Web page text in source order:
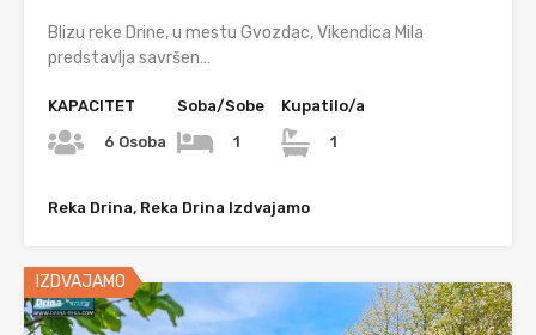
Blizu reke Drine, u mestu Gvozdac, Vikendica Mila
predstavlja savršen…
KAPACITET
6 Osoba
Soba/Sobe
1
Kupatilo/a
1
Reka Drina, Reka Drina Izdvajamo
IZDVAJAMO